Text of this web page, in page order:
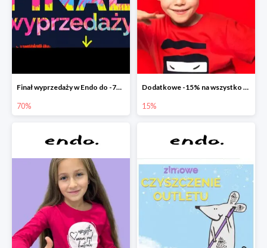
Finał wyprzedaży w Endo do -70%
70%
Dodatkowe -15% na wszystko z wyprzedaży w Endo
15%